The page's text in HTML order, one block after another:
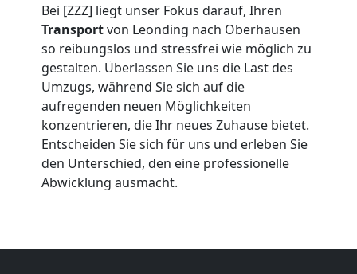
Bei [ZZZ] liegt unser Fokus darauf, Ihren
Transportvon Leonding nach Oberhausen
so reibungslos und stressfrei wie möglich zu
gestalten. Überlassen Sie uns die Last des
Umzugs, während Sie sich auf die
aufregenden neuen Möglichkeiten
konzentrieren, die Ihr neues Zuhause bietet.
Entscheiden Sie sich für uns und erleben Sie
den Unterschied, den eine professionelle
Abwicklung ausmacht.
Umzug
Mann
LKW
Leonding